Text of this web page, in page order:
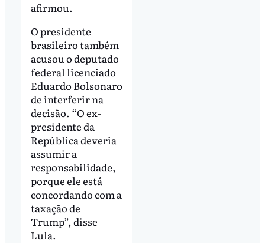
afirmou.
O presidente
brasileiro também
acusou o deputado
federal licenciado
Eduardo Bolsonaro
de interferir na
decisão. “O ex-
presidente da
República deveria
assumir a
responsabilidade,
porque ele está
concordando com a
taxação de
Trump”, disse
Lula.